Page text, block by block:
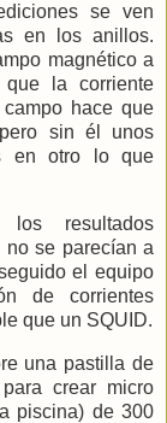
se ven
en los anillos.
magnético a
la corriente
hace que
sin él unos
en otro lo que
resultados
no se parecían a
el equipo
de corrientes
que un SQUID.
una pastilla de
crear micro
piscina) de 300